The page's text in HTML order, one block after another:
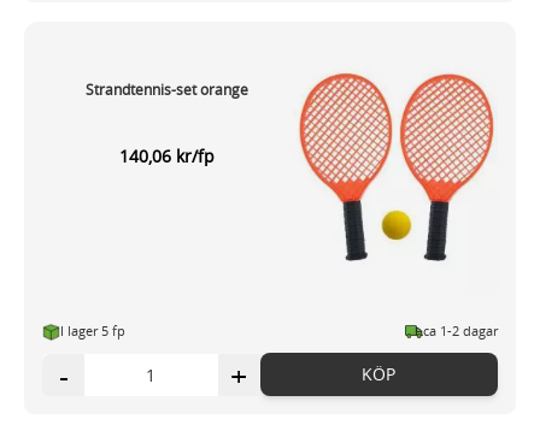
Strandtennis-set orange
140,06 kr/fp
I lager 5 fp ca 1-2 dagar
- + KÖP